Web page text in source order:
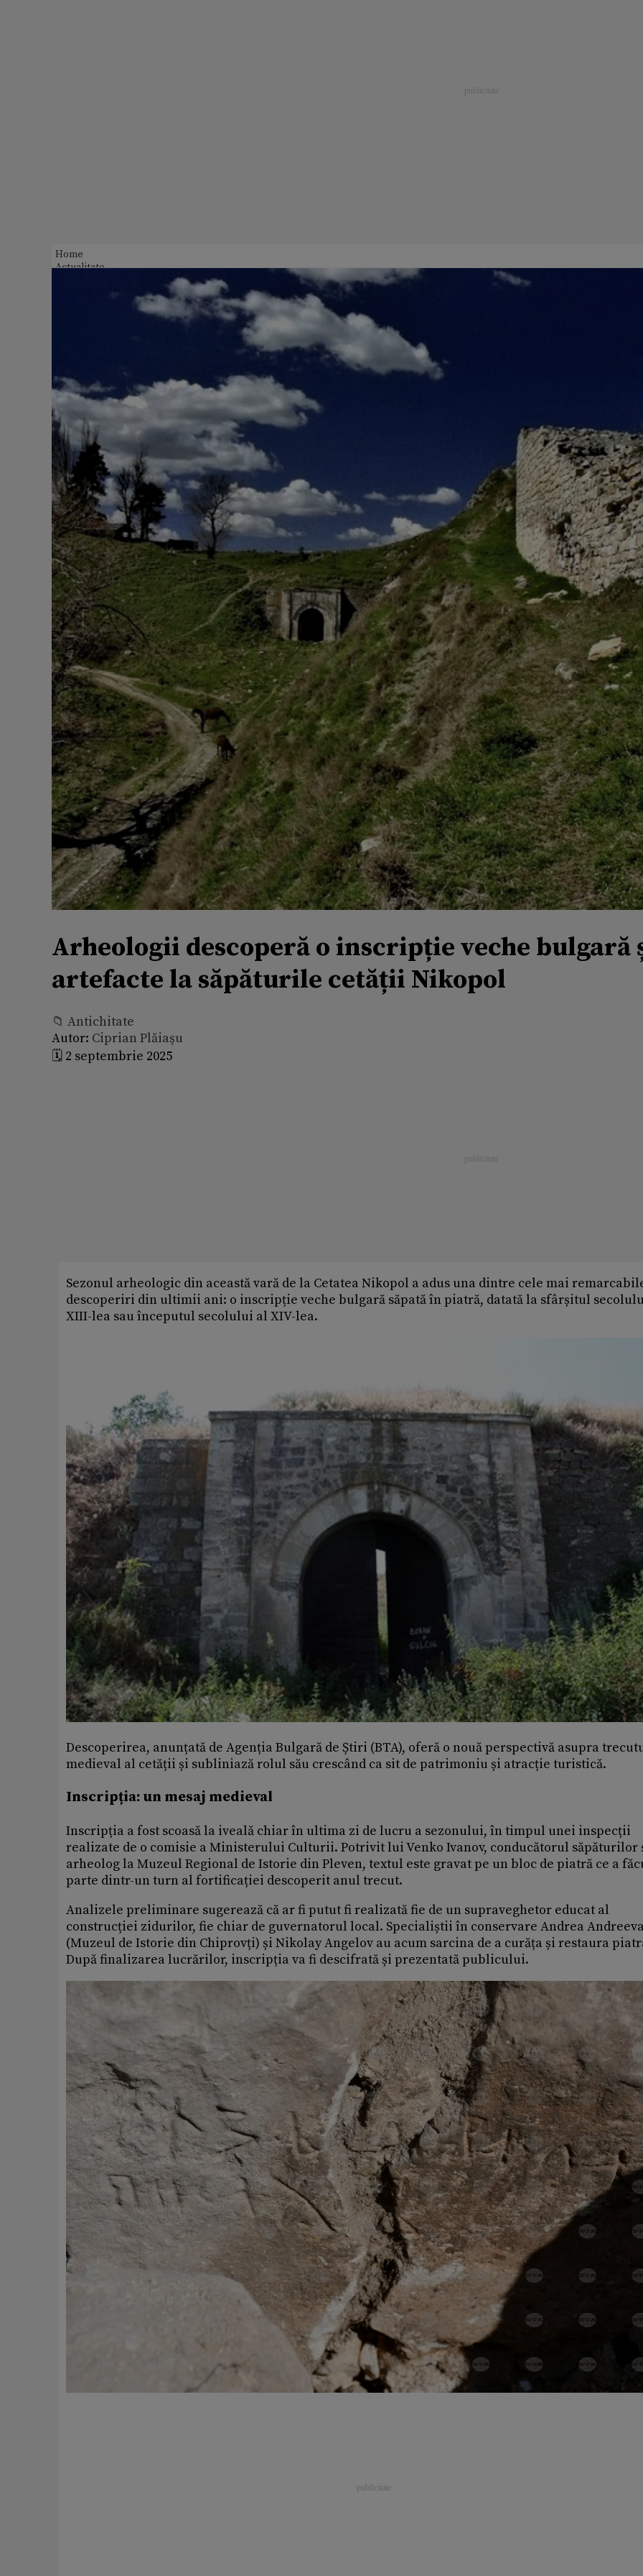
Home
Actualitate
Arheologii descoperă o inscripție veche bulgară
artefacte la săpăturile cetății Nikopol
📁 Antichitate
Autor: Ciprian Plăiaşu
🗓️ 2 septembrie 2025
Sezonul arheologic din această vară de la Cetatea Nikopol a adus una dintre cele mai
descoperiri din ultimii ani: o inscripție veche bulgară săpată în piatră, datată la sfârșitul
XIII-lea sau începutul secolului al XIV-lea.
Descoperirea, anunțată de Agenția Bulgară de Știri (BTA), oferă o nouă perspectivă asupra
medieval al cetății și subliniază rolul său crescând ca sit de patrimoniu și atracție turistică.
Inscripția: un mesaj medieval
Inscripția a fost scoasă la iveală chiar în ultima zi de lucru a sezonului, în timpul unei inspecții
realizate de o comisie a Ministerului Culturii. Potrivit lui Venko Ivanov, conducătorul săpăturilor
arheolog la Muzeul Regional de Istorie din Pleven, textul este gravat pe un bloc de piatră ce a
parte dintr-un turn al fortificației descoperit anul trecut.
Analizele preliminare sugerează că ar fi putut fi realizată fie de un supraveghetor educat al
construcției zidurilor, fie chiar de guvernatorul local. Specialiștii în conservare Andrea
(Muzeul de Istorie din Chiprovți) și Nikolay Angelov au acum sarcina de a curăța și restaura
După finalizarea lucrărilor, inscripția va fi descifrată și prezentată publicului.